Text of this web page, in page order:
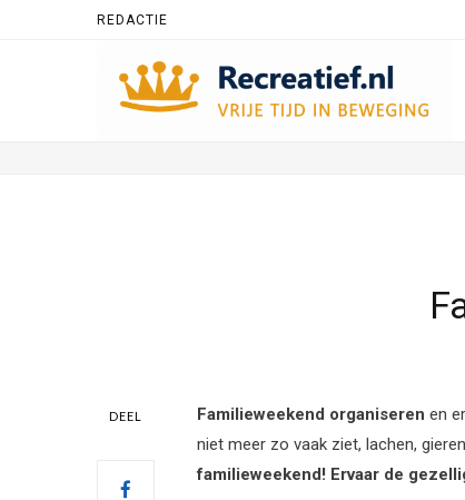
REDACTIE
DEEL Familieweekend organiseren en
niet meer zo vaak ziet, lachen,
familieweekend! Ervaar de